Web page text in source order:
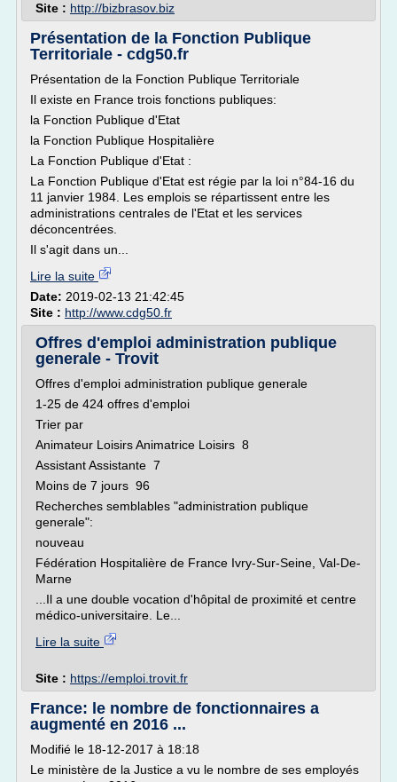
Site : http://bizbrasov.biz
Présentation de la Fonction Publique
Territoriale - cdg50.fr
Présentation de la Fonction Publique Territoriale
Il existe en France trois fonctions publiques:
la Fonction Publique d'Etat
la Fonction Publique Hospitalière
La Fonction Publique d'Etat :
La Fonction Publique d'Etat est régie par la loi n°84-16 du
11 janvier 1984. Les emplois se répartissent entre les
administrations centrales de l'Etat et les services
déconcentrées.
Il s'agit dans un...
Lire la suite
Date: 2019-02-13 21:42:45
Site : http://www.cdg50.fr
Offres d'emploi administration publique
generale - Trovit
Offres d'emploi administration publique generale
1-25 de 424 offres d'emploi
Trier par
Animateur Loisirs Animatrice Loisirs 8
Assistant Assistante 7
Moins de 7 jours 96
Recherches semblables "administration publique
generale":
nouveau
Fédération Hospitalière de France Ivry-Sur-Seine, Val-De-
Marne
...Il a une double vocation d'hôpital de proximité et centre
médico-universitaire. Le...
Lire la suite
Site : https://emploi.trovit.fr
France: le nombre de fonctionnaires a
augmenté en 2016 ...
Modifié le 18-12-2017 à 18:18
Le ministère de la Justice a vu le nombre de ses employés